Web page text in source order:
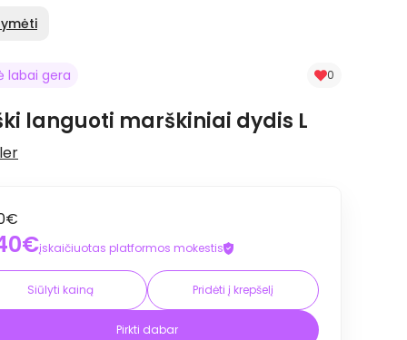
labai gera 0
languoti marškiniai dydis L
įskaičiuotas platformos mokestis
Siūlyti kainą Pridėti į krepšelį
Pirkti dabar